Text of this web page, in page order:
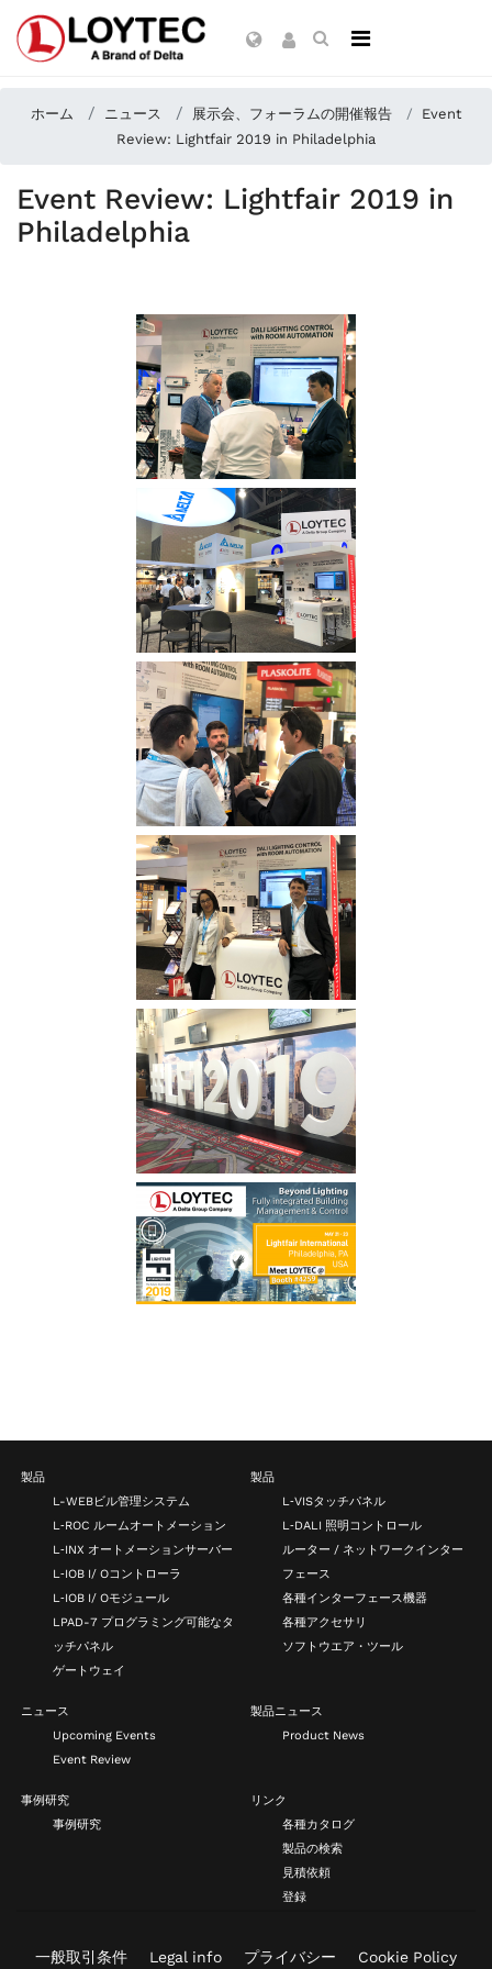
ホーム ニュース 展示会、フォーラムの開催報告
Event
Review: Lightfair 2019 in Philadelphia
Event Review: Lightfair 2019 in
Philadelphia
製品
L-WEBビル管理システム
L‑ROC ルームオートメーション
L‑INX オートメーションサーバー
L‑IOB I/ Oコントローラ
L‑IOB I/ Oモジュール
LPAD-7 プログラミング可能なタ
ッチパネル
ゲートウェイ
製品
L‑VISタッチパネル
L‑DALI 照明コントロール
ルーター / ネットワークインター
フェース
各種インターフェース機器
各種アクセサリ
ソフトウエア・ツール
ニュース
Upcoming Events
Event Review
製品ニュース
Product News
事例研究
事例研究
リンク
各種カタログ
製品の検索
見積依頼
登録
一般取引条件 Legal info プライバシー Cookie Policy